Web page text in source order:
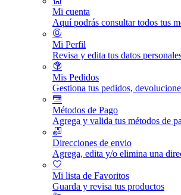
Mi cuenta
Aquí podrás consultar todos tus
Mi Perfil
Revisa y edita tus datos
Mis Pedidos
Gestiona tus pedidos,
Métodos de Pago
Agrega y valida tus métodos de
Direcciones de envio
Agrega, edita y/o elimina una
Mi lista de Favoritos
Guarda y revisa tus productos